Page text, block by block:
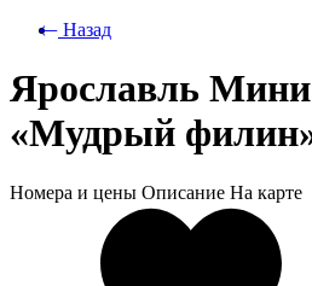
⃪ Назад
Ярославль
«Мудрый
Номера и цены Описание На карте